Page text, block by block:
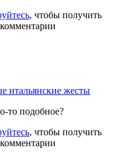
, чтобы получить
итальянские жесты
то подобное?
, чтобы получить